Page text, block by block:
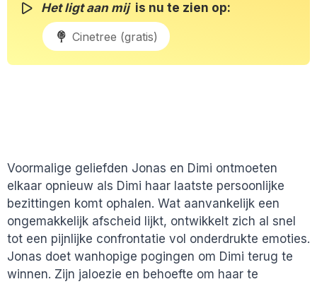
Het ligt aan mij is nu te zien op:
Cinetree (gratis)
Voormalige geliefden Jonas en Dimi ontmoeten
elkaar opnieuw als Dimi haar laatste persoonlijke
bezittingen komt ophalen. Wat aanvankelijk een
ongemakkelijk afscheid lijkt, ontwikkelt zich al snel
tot een pijnlijke confrontatie vol onderdrukte emoties.
Jonas doet wanhopige pogingen om Dimi terug te
winnen. Zijn jaloezie en behoefte om haar te